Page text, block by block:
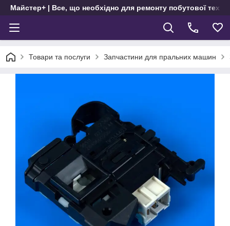
Майстер+ | Все, що необхідно для ремонту побутової
Товари та послуги Запчастини для пральних машин